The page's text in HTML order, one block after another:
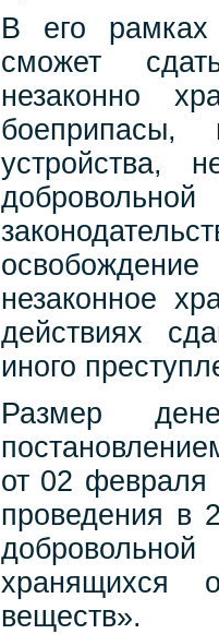
В его рамках
сможет
незаконно
боеприпасы,
устройства,
незаконное
действиях
иного
Размер
от 02
проведения в
хранящихся
веществ».